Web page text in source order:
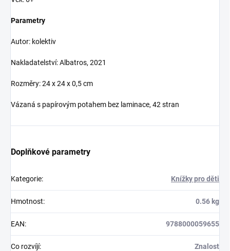
Parametry
Autor: kolektiv
Nakladatelství: Albatros, 2021
Rozměry: 24 x 24 x 0,5 cm
Vázaná s papírovým potahem bez laminace, 42 stran
Doplňkové parametry
Kategorie: Knížky pro děti
Hmotnost: 0.56 kg
EAN: 9788000059655
Co rozvíjí: Znalost